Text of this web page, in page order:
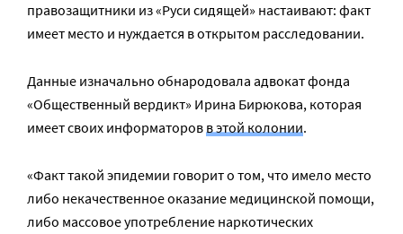
правозащитники из «Руси сидящей» настаивают: факт
имеет место и нуждается в открытом расследовании.
Данные изначально обнародовала адвокат фонда
«Общественный вердикт» Ирина Бирюкова, которая
имеет своих информаторовв этой колонии.
«Факт такой эпидемии говорит о том, что имело место
либо некачественное оказание медицинской помощи,
либо массовое употребление наркотических